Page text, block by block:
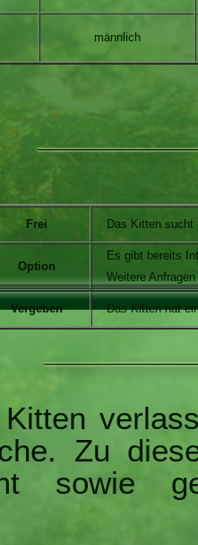
männlich
Frei Das Kitten sucht
Option
Es gibt bereits
Weitere
Vergeben Das Kitten hat
Zu
sowie